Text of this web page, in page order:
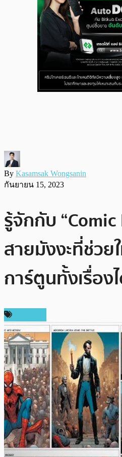
By Kasamsak Wongsanin
กันยายน 15, 2023
รู้จักกับ
สายมังงะที่ช่ว
การ์ตูนทั้งเรื่อง